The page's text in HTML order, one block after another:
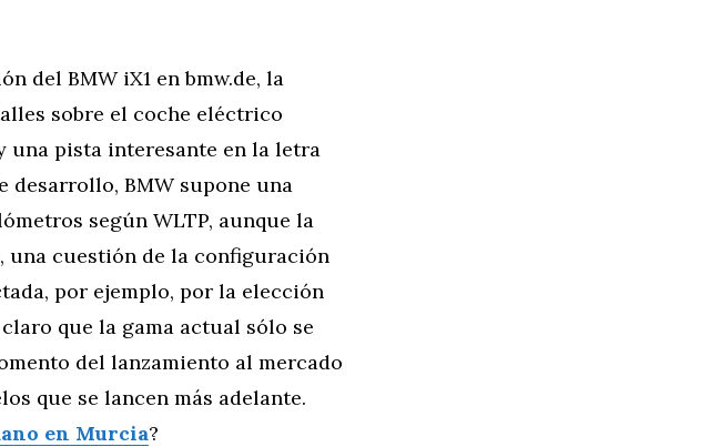
del BMW iX1 en bmw.de, la
sobre el coche eléctrico
una pista interesante en la letra
desarrollo, BMW supone una
según WLTP, aunque la
una cuestión de la configuración
por ejemplo, por la elección
que la gama actual sólo se
del lanzamiento al mercado
que se lancen más adelante.
en Murcia?